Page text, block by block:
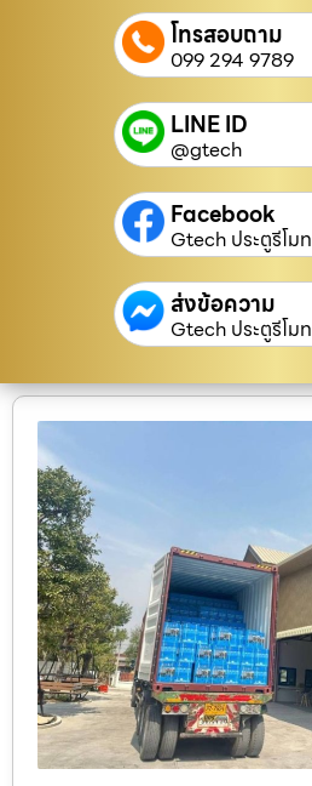
โทรสอบถาม
099 294 9789
LINE ID
@gtech
Facebook
Gtech ประตูรีโมท
ส่งข้อความ
Gtech ประตูรีโมท